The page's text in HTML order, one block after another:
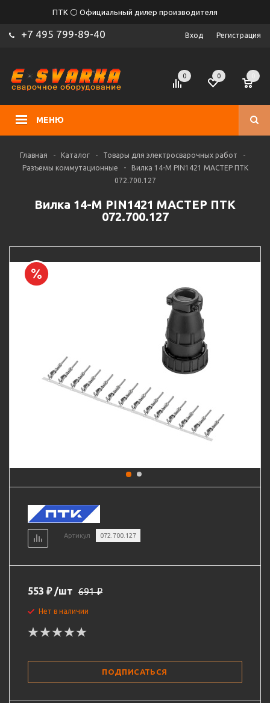
ПТК ⚪ Официальный дилер производителя
+7 495 799-89-40 Вход Регистрация
МЕНЮ
0 0
Главная - Каталог - Товары для электросварочных работ
-
Разъемы коммутационные
-
Вилка 14-М PIN1421 МАСТЕР ПТК
072.700.127
Вилка 14-М PIN1421 МАСТЕР ПТК
072.700.127
Артикул 072.700.127
553 ₽ /шт 691₽
Нет в наличии
ПОДПИСАТЬСЯ